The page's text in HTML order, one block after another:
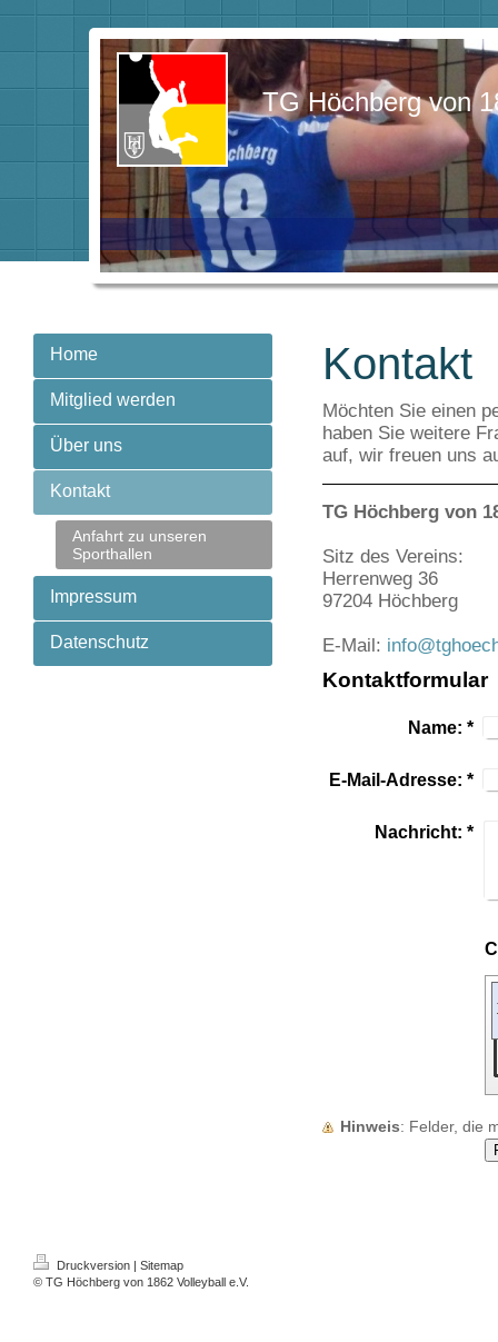
TG Höchberg von
Home
Mitglied werden
Über uns
Kontakt
Anfahrt zu unseren
Sporthallen
Impressum
Datenschutz
Kontakt
Möchten Sie einen
haben Sie weitere
auf, wir freuen uns
TG Höchberg von
Sitz des Vereins:
Herrenweg 36
97204 Höchberg
E-Mail:
Kontaktformular
Name: *
E-Mail-Adresse: *
Nachricht: *
Hinweis : Felder, die
Druckversion | Sitemap
© TG Höchberg von 1862 Volleyball e.V.